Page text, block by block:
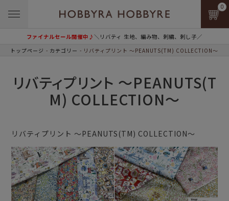
ファイナルセール開催中♪＼リバティ 生地、編み物、刺繍、刺し子／
0
トップページ カテゴリー リバティプリント ～PEANUTS(TM) COLLECTION～
リバティプリント ～PEANUTS(T
M) COLLECTION～
リバティプリント ～PEANUTS(TM) COLLECTION～